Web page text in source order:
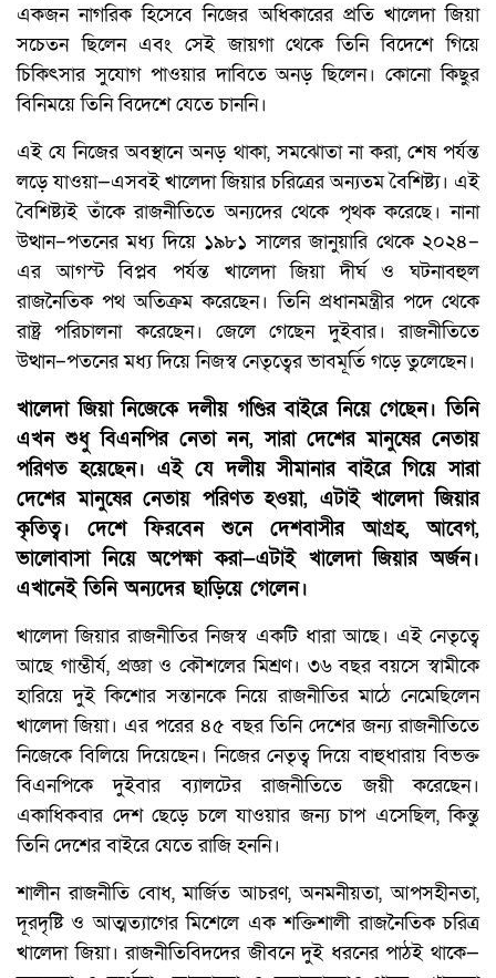
একজন নাগরিক হিসেবে নিজের অধিকারের প্রতি খালেদা জিয়া
সচেতন ছিলেন এবং সেই জায়গা থেকে তিনি বিদেশে গিয়ে
চিকিৎসার সুযোগ পাওয়ার দাবিতে অনড় ছিলেন। কোনো কিছুর
বিনিময়ে তিনি বিদেশে যেতে চাননি।
এই যে নিজের অবস্থানে অনড় থাকা, সমঝোতা না করা, শেষ পর্যন্ত
লড়ে যাওয়া—এসবই খালেদা জিয়ার চরিত্রের অন্যতম বৈশিষ্ট্য। এই
বৈশিষ্ট্যই তাঁকে রাজনীতিতে অন্যদের থেকে পৃথক করেছে। নানা
উত্থান–পতনের মধ্য দিয়ে ১৯৮১ সালের জানুয়ারি থেকে ২০২৪–
এর আগস্ট বিপ্লব পর্যন্ত খালেদা জিয়া দীর্ঘ ও ঘটনাবহুল
রাজনৈতিক পথ অতিক্রম করেছেন। তিনি প্রধানমন্ত্রীর পদে থেকে
রাষ্ট্র পরিচালনা করেছেন। জেলে গেছেন দুইবার। রাজনীতিতে
উত্থান–পতনের মধ্য দিয়ে নিজস্ব নেতৃত্বের ভাবমূর্তি গড়ে তুলেছেন।
খালেদা জিয়া নিজেকে দলীয় গণ্ডির বাইরে নিয়ে গেছেন। তিনি
এখন শুধু বিএনপির নেতা নন, সারা দেশের মানুষের নেতায়
পরিণত হয়েছেন। এই যে দলীয় সীমানার বাইরে গিয়ে সারা
দেশের মানুষের নেতায় পরিণত হওয়া, এটাই খালেদা জিয়ার
কৃতিত্ব। দেশে ফিরবেন শুনে দেশবাসীর আগ্রহ, আবেগ,
ভালোবাসা নিয়ে অপেক্ষা করা—এটাই খালেদা জিয়ার অর্জন।
এখানেই তিনি অন্যদের ছাড়িয়ে গেলেন।
খালেদা জিয়ার রাজনীতির নিজস্ব একটি ধারা আছে। এই নেতৃত্বে
আছে গাম্ভীর্য, প্রজ্ঞা ও কৌশলের মিশ্রণ। ৩৬ বছর বয়সে স্বামীকে
হারিয়ে দুই কিশোর সন্তানকে নিয়ে রাজনীতির মাঠে নেমেছিলেন
খালেদা জিয়া। এর পরের ৪৫ বছর তিনি দেশের জন্য রাজনীতিতে
নিজেকে বিলিয়ে দিয়েছেন। নিজের নেতৃত্ব দিয়ে বাহুধারায় বিভক্ত
বিএনপিকে দুইবার ব্যালটের রাজনীতিতে জয়ী করেছেন।
একাধিকবার দেশ ছেড়ে চলে যাওয়ার জন্য চাপ এসেছিল, কিন্তু
তিনি দেশের বাইরে যেতে রাজি হননি।
শালীন রাজনীতি বোধ, মার্জিত আচরণ, অনমনীয়তা, আপসহীনতা,
দূরদৃষ্টি ও আত্মত্যাগের মিশেলে এক শক্তিশালী রাজনৈতিক চরিত্র
খালেদা জিয়া। রাজনীতিবিদদের জীবনে দুই ধরনের পাঠই থাকে—